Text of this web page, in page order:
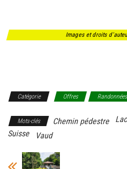
Images et droits
Catégorie Offres Randonnées
Mots-clés Chemin pédestre Lac
Suisse
Vaud